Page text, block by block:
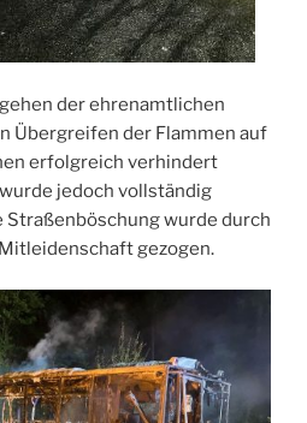
der ehrenamtlichen
Übergreifen der Flammen auf
erfolgreich verhindert
jedoch vollständig
wurde durch
gezogen.